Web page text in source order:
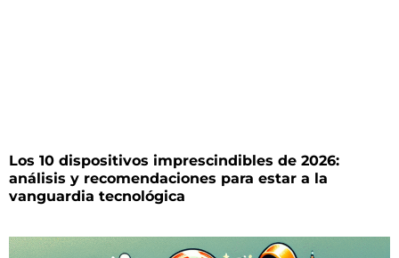
Los 10 dispositivos imprescindibles de 2026:
análisis y recomendaciones para estar a la
vanguardia tecnológica